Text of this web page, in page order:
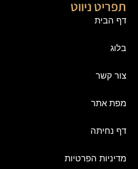
תפריט ניווט
דף הבית
בלוג
צור קשר
מפת אתר
דף נחיתה
מדיניות הפרטיות